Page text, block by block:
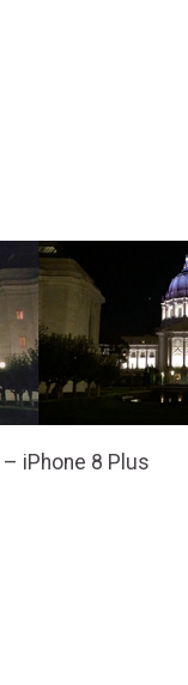
iPhone 8 Plus